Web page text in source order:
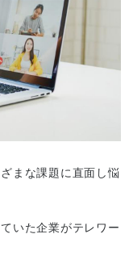
まな課題に直面し悩
いた企業がテレワー